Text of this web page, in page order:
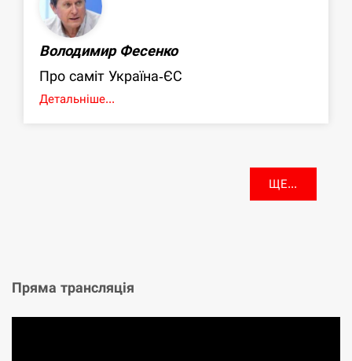
Володимир Фесенко
Про саміт Україна-ЄС
Детальніше...
ЩЕ...
Пряма трансляція